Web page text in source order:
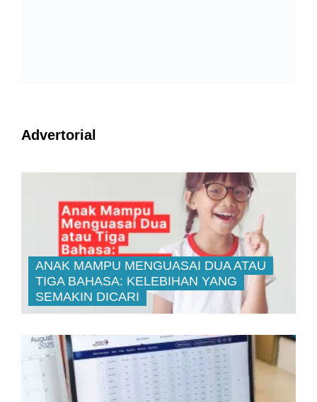
Advertorial
ANAK MAMPU MENGUASAI DUA ATAU
TIGA BAHASA: KELEBIHAN YANG
SEMAKIN DICARI